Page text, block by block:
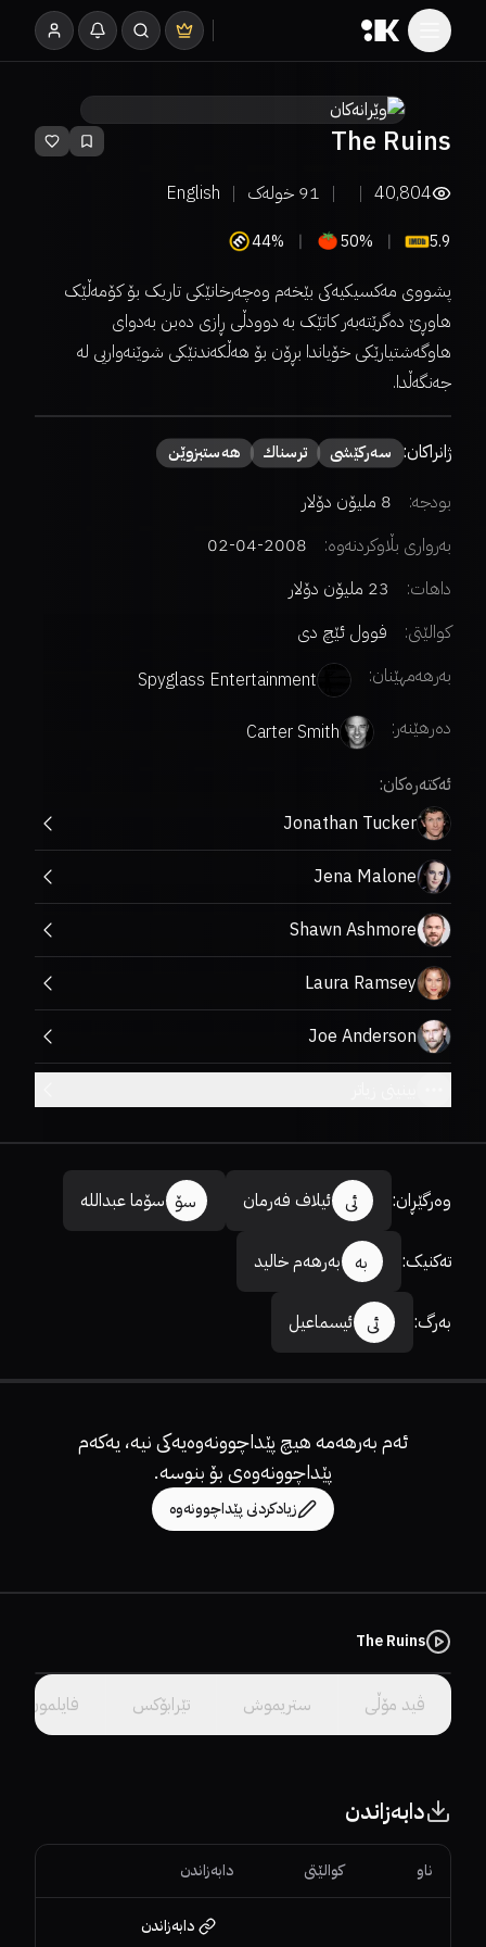
The Ruins
40,804
91 خولەک English
5.9
50%
44%
پشووی مەکسیکیەکی بێخەم وەچەرخانێکی تاریک بۆ کۆمەڵێک
هاوڕێ دەگرێتەبەر کاتێک بە دوودڵی ڕازی دەبن بەدوای
هاوگەشتیارێکی خۆیاندا بڕۆن بۆ هەڵکەندنێکی شوێنەواریی لە
جەنگەڵدا.
ژانراکان: سەركێشی ترسناك هەستبزوێن
بودجە:
8 ملیۆن دۆلار
بەرواری بڵاوکردنەوە:
2008-04-02
داهات:
23 ملیۆن دۆلار
کوالێتی:
فوول ئێچ دی
بەرهەمهێنان:
Spyglass Entertainment
دەرهێنەر:
Carter Smith
ئەکتەرەکان:
Jonathan Tucker
Jena Malone
Shawn Ashmore
Laura Ramsey
Joe Anderson
وەرگێڕان: ئی ئیلاف فەرمان سۆ سۆما عبداللە
تەکنیک: بە بەرهەم خالید
بەرگ: ئی ئیسماعیل
ئەم بەرهەمە هیچ پێداچوونەوەیەکی نیە، یەکەم
پێداچوونەوەی بۆ بنوسە.
زیادکردنی پێداچوونەوە
The Ruins
ڤید مۆڵى ستریموش تێرابۆکس فایلمون
سێرڤەرێک هەڵبژێرە.
دابەزاندن
ناو کوالێتی دابەزاندن
دابەزاندن